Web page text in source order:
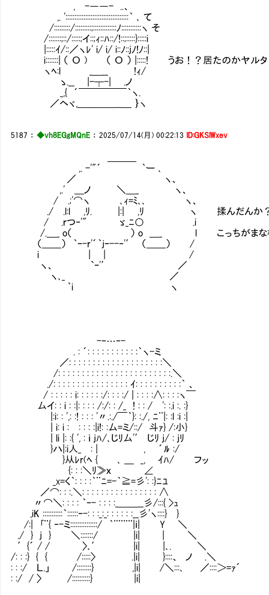
, -――- ..、
,. ':::::::::::::::::::::::::::::::::::｀ ､ て
/:::::::::/:::::::::;:::::::::::::ﾉ:::::::::::ヽ そ
/:::::::;::/:::::;イ::;ｨ::ﾊ::/!::;:::::}:::::i
|:::::ｲ/::／ヽﾚ' i/ i/ i::ﾉ::jﾉ!ﾉ::|
i:::::::| （ О ) （ О ） |:::::! うお！？居たのかヤルタ
ヽﾍ:l _＿__ !ｨ/
ゝ.__ |-┬-| .ノ
_,{ ´￣￣￣￣￣｀ヽ.
／ヘヾ,＿＿＿＿__＿ ｝ヽ
5187 ：◆vh8EGgMQnE ：2025/07/14(月) 00:22:13 ID:GKSlWxev
,. -'"´ ｀ー ､
／ ヽ、
,.' ＿ノ ＼＿_ ヽ、
/ .;'⌒ヽ ､ｨ=ﾐ､､ ヽ、
./ .l:l ,ﾘ. |:| ,ﾘ ヽ 揉んだんか？あのでっ
/ .ｒつ‐'" ゞ_ﾆ○ .i
/.＿_ o（ ） o ＿_ l こっちがまな板に絞ら
（＿＿） ｀ｰ-r'´｀jｰ--‐'′ （＿＿） /
i | | /
ヽ、 `ｰ'′ ／
ヽ､_ ／
｀i ヽ
-‐…‐-
. : ´: : : : : : : : : : :｀ヽ-ミ
／: : : : : : : : : : : : : : : : : : : :＼
/: : : : : : : : : : : : : : : : : : : : : : : :.＼
./: : : : : : : : : : : : : : : : ｲ: : : : : : : : : :｀ 、
/ : : : : : i: : : : : :/: : : :/ | : : : :∧: : : :ヽ￣
厶イ: : i : :|: : : : /:/: : /_ ! : : / ': :.i :. :}
|:i: : ',: :! : : : '〃.:./￣｀}: :./, ﾆ¨|: :l :i :|
| i: i :Ⅵ: : : :|i!: :厶=ミ/::/ 斗ｧ} /:小}
| li |: :{ ', : ｉ jﾊ/､じﾘ厶'′ じﾘ j/ : jﾘ
}ハ|:i人_Ⅵ: | , ´ﾙ :/
}从ﾚr(ﾍ { ､ ＿ _, ｲﾊ/ フッ
{: : :＼ﾘ≫ｘ ∠
_x=く｀: : : :｀¨ﾆ=-｀≧=彡': :}ﾆﾕ
／⌒: : :.＼: : : : : : : : : : : : : : : : ∧
〃⌒＼: : : : ｀ｰ- : : : :_＿＿__彡/:::{ >ｭ
,iK :::::::::::｀::::::ｰ-: : :_:_: : : : : :__彡'ヽ::::} }
/:| ｢¨{ ‐-ミ:::::::::::::::/ ｀¨¨¨¨|ｉ| Y ＼
./ } j } ＼:::::::/ |i| | ＼
′{´ / / 〉､′ |i| |､. ＼
/: : :} { { /:::::〉 .|i| }::::、 ノ .＼
: : :/ Ｌ.」 /::::::::} ,|i| /＼:::､ ／::::＞=ｧ´
: :/ / 〉 /::::::::::} |i|